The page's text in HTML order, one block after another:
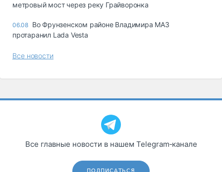
метровый мост через реку Грайворонка
06.08 Во Фрунзенском районе Владимира МАЗ
протаранил Lada Vesta
Все новости
Все главные новости в нашем Telegram‑канале